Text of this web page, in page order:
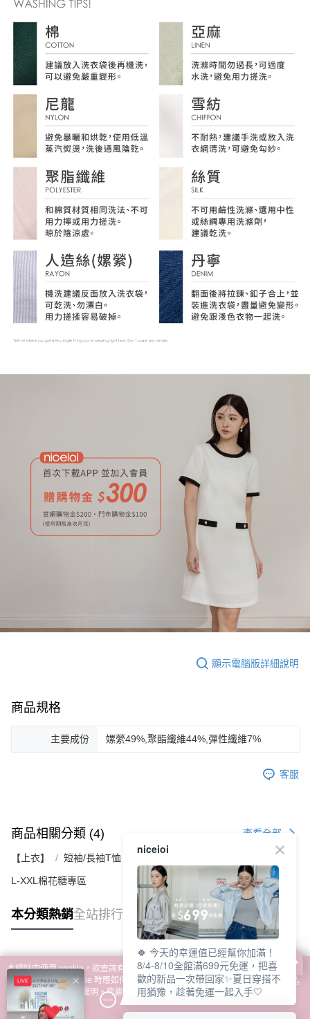
顯示電腦版詳細說明
商品規格
主要成份 嫘縈49%,聚酯纖維44%,彈性纖維7%
客服
商品相關分類 (4) 查看全部
【上衣】 短袖/長袖T恤｜連帽上衣｜休閒上衣
L-XXL棉花糖專區
本分類熱銷全站排行
熱門標籤
本網站中使用 cookie，欲查詢有關本網站使用 cookie 方式之詳情，及若您不希
望在電腦上使用 cookie 時應如何變更電腦的 cookie 設定，請參閱本網站「
隱私
權條款 」之 Cookie 聲明。您繼續使用本網站即表示您同意本公司得按本網站使
用條款之 Cookie 聲明使用 cookie。
了解更多 >
niceioi
🍀 今天的幸運值已經幫你加滿！
8/4-8/10全館滿699元免運，把喜
歡的新品一次帶回家✨夏日穿搭不
用猶豫，趁著免運一起入手🤍